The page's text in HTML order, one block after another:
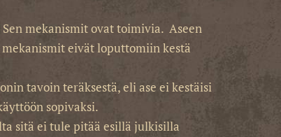
mekanismit ovat toimivia. Aseen
eivät loputtomiin kestä
tavoin teräksestä, eli ase ei kestäisi
sopivaksi.
sitä ei tule pitää esillä julkisilla